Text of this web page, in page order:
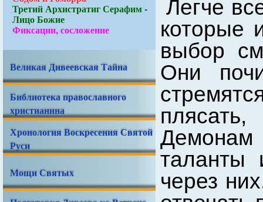
Третий Архистратиг Серафим -
Лицо Божие
Фиксации, сосложение
Великая Дивеевская Тайна
Библиотека православного
христианина
Хронология Воскресения Святой
Руси
Мощи Святых
Легче
которые
выбор
Они
Демонам
таланты
через